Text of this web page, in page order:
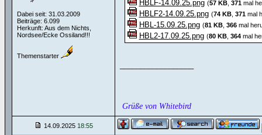
Dabei seit: 31.03.2009
Beiträge: 6.099
Herkunft: Aus dem Nichts,
Nordsee/Ecke Ossiland!!!
Themenstarter
HBLF-14.09.25.png (57 KB, 371mal
HBLF2-14.09.25.png (74 KB, 371mal
HBL-15.09.25.png (81 KB, 366mal
HBL2-17.09.25.png (80 KB, 364mal
Grüße von Whitebird
14.09.2025 18:55